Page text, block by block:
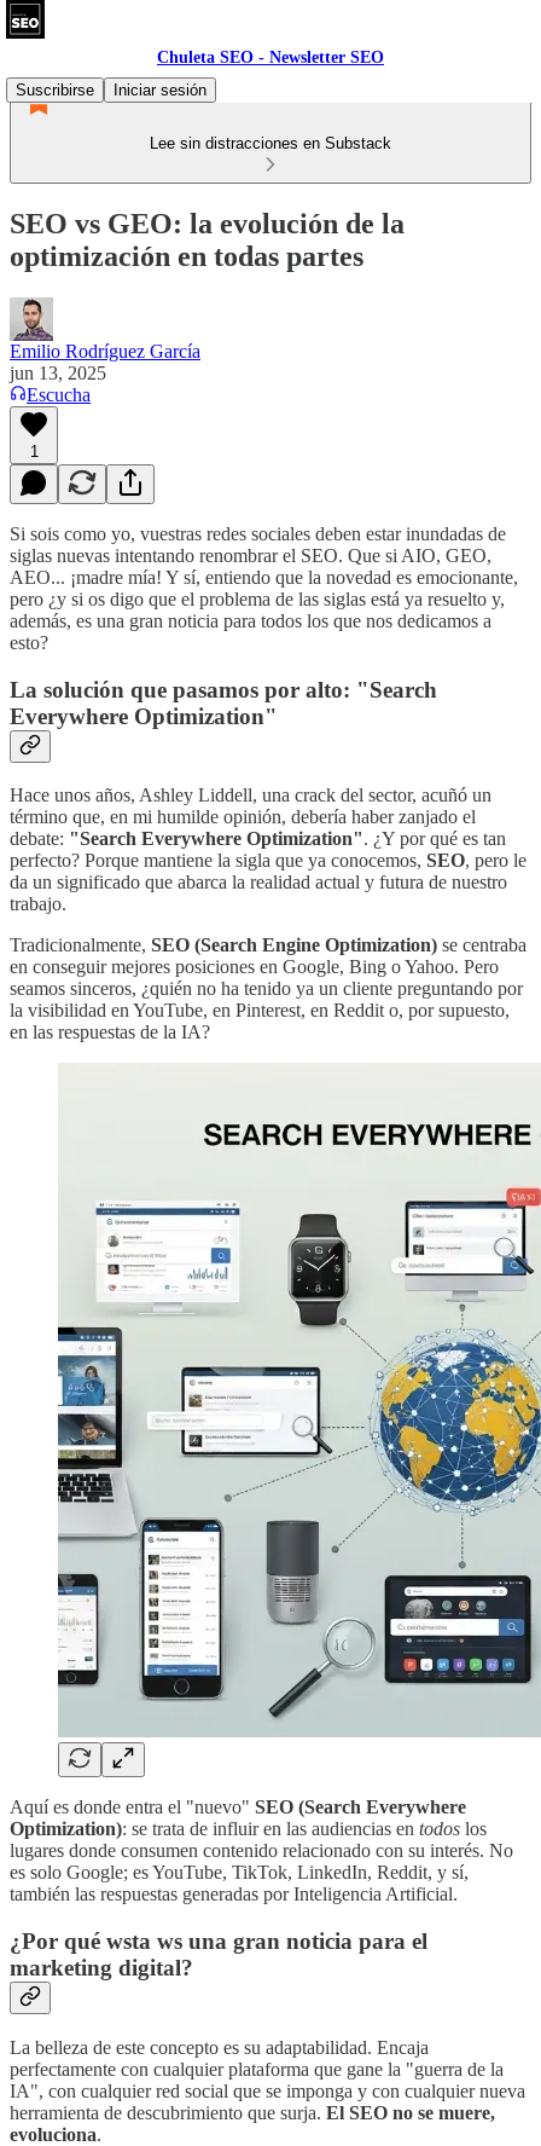
Chuleta SEO - Newsletter SEO
Suscribirse
Iniciar sesión
Lee sin distracciones en Substack
SEO vs GEO: la evolución de la
optimización en todas partes
Emilio Rodríguez García
jun 13, 2025
Escucha
1
Si sois como yo, vuestras redes sociales deben estar inundadas de
siglas nuevas intentando renombrar el SEO. Que si AIO, GEO,
AEO... ¡madre mía! Y sí, entiendo que la novedad es emocionante,
pero ¿y si os digo que el problema de las siglas está ya resuelto y,
además, es una gran noticia para todos los que nos dedicamos a
esto?
La solución que pasamos por alto: "Search
Everywhere Optimization"
Hace unos años, Ashley Liddell, una crack del sector, acuñó un
término que, en mi humilde opinión, debería haber zanjado el
debate: "Search Everywhere Optimization". ¿Y por qué es tan
perfecto? Porque mantiene la sigla que ya conocemos, SEO, pero le
da un significado que abarca la realidad actual y futura de nuestro
trabajo.
Tradicionalmente, SEO (Search Engine Optimization) se centraba
en conseguir mejores posiciones en Google, Bing o Yahoo. Pero
seamos sinceros, ¿quién no ha tenido ya un cliente preguntando por
la visibilidad en YouTube, en Pinterest, en Reddit o, por supuesto,
en las respuestas de la IA?
Aquí es donde entra el "nuevo" SEO (Search Everywhere
Optimization): se trata de influir en las audiencias en todos los
lugares donde consumen contenido relacionado con su interés. No
es solo Google; es YouTube, TikTok, LinkedIn, Reddit, y sí,
también las respuestas generadas por Inteligencia Artificial.
¿Por qué wsta ws una gran noticia para el
marketing digital?
La belleza de este concepto es su adaptabilidad. Encaja
perfectamente con cualquier plataforma que gane la "guerra de la
IA", con cualquier red social que se imponga y con cualquier nueva
herramienta de descubrimiento que surja. El SEO no se muere,
evoluciona.